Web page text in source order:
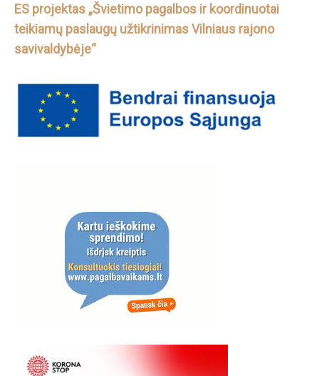
ES projektas „Švietimo pagalbos ir koordinuotai
teikiamų paslaugų užtikrinimas Vilniaus rajono
savivaldybėje“